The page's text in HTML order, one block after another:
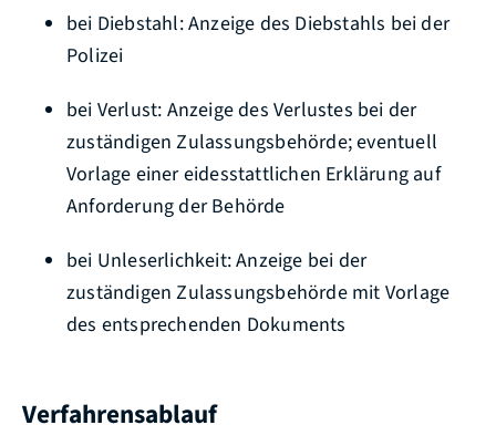
bei Diebstahl: Anzeige des Diebstahls bei der
Polizei
bei Verlust: Anzeige des Verlustes bei der
zuständigen Zulassungsbehörde; eventuell
Vorlage einer eidesstattlichen Erklärung auf
Anforderung der Behörde
bei Unleserlichkeit: Anzeige bei der
zuständigen Zulassungsbehörde mit Vorlage
des entsprechenden Dokuments
Verfahrensablauf